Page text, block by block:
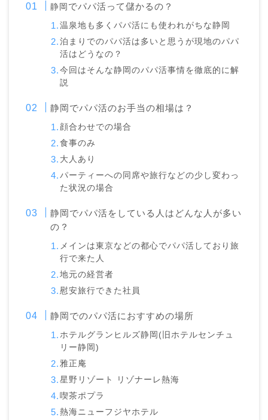
静岡 でパパ活って儲かるの？
温泉地も多くパパ活にも使われがちな静岡
泊まりでのパパ活は多いと思うが現地のパパ
活はどうなの？
今回はそんな静岡のパパ活事情を徹底的に解
説
静岡でパパ活のお手当の相場は？
顔合わせでの場合
食事のみ
大人あり
パーティーへの同席や旅行などの少し変わっ
た状況の場合
静岡でパパ活をしている人はどんな人が多い
の？
メインは東京などの都心でパパ活しており旅
行で来た人
地元の経営者
慰安旅行できた社員
静岡でのパパ活におすすめの場所
ホテルグランヒルズ静岡(旧ホテルセンチュ
リー静岡)
雅正庵
星野リゾート リゾナーレ熱海
喫茶ポプラ
熱海ニューフジヤホテル